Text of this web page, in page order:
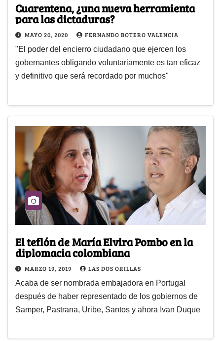
Cuarentena, ¿una nueva herramienta
para las dictaduras?
MAYO 20, 2020 FERNANDO BOTERO VALENCIA
"El poder del encierro ciudadano que ejercen los
gobernantes obligando voluntariamente es tan eficaz
y definitivo que será recordado por muchos"
El teflón de María Elvira Pombo en la
diplomacia colombiana
MARZO 19, 2019 LAS DOS ORILLAS
Acaba de ser nombrada embajadora en Portugal
después de haber representado de los gobiernos de
Samper, Pastrana, Uribe, Santos y ahora Ivan Duque